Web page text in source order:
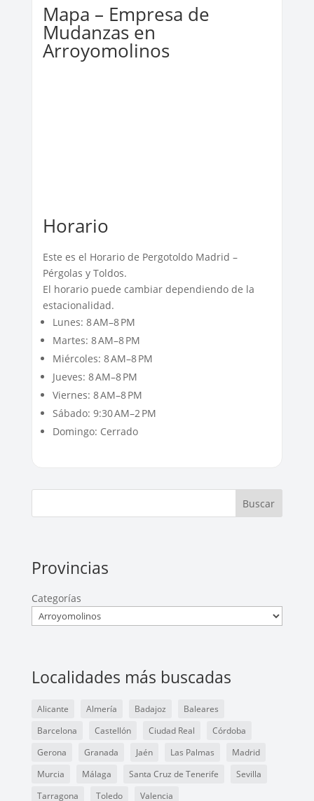
Mapa – Empresa de
Mudanzas en
Arroyomolinos
Horario
Este es el Horario de Pergotoldo Madrid –
Pérgolas y Toldos.
El horario puede cambiar dependiendo de la
estacionalidad.
Lunes: 8 AM–8 PM
Martes: 8 AM–8 PM
Miércoles: 8 AM–8 PM
Jueves: 8 AM–8 PM
Viernes: 8 AM–8 PM
Sábado: 9:30 AM–2 PM
Domingo: Cerrado
Buscar
Provincias
Categorías
Localidades más buscadas
Alicante Almería Badajoz
Baleares
Barcelona
Castellón Ciudad Real
Córdoba
Gerona
Granada Jaén Las Palmas
Madrid
Murcia
Málaga Santa Cruz de Tenerife
Sevilla
Tarragona
Toledo Valencia